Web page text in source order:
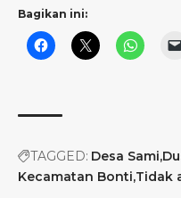
Bagikan ini:
TAGGED: Desa Sami
Kecamatan Bonti Tidak